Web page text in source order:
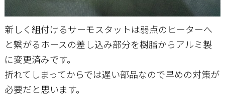
新しく組付けるサーモスタットは弱点のヒーターへ
と繋がるホースの差し込み部分を樹脂からアルミ製
に変更済みです。
折れてしまってからでは遅い部品なので早めの対策が
必要だと思います。